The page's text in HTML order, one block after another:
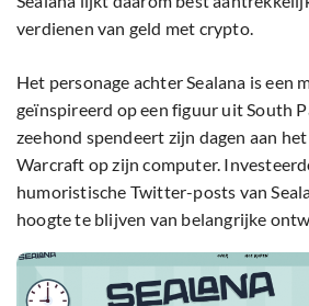
verdienen van geld met crypto.
Het personage achter Sealana is een
geïnspireerd op een figuur uit South
zeehond spendeert zijn dagen aan
Warcraft op zijn computer.
humoristische Twitter-posts van
hoogte te blijven van belangrijke